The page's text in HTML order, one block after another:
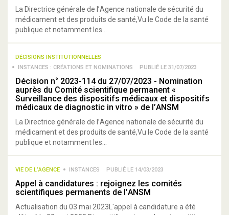
La Directrice générale de l’Agence nationale de sécurité du
médicament et des produits de santé,Vu le Code de la santé
publique et notamment les...
DÉCISIONS INSTITUTIONNELLES
INSTANCES : CRÉATIONS ET NOMINATIONS
PUBLIÉ LE 31/07/2023
Décision n° 2023-114 du 27/07/2023 - Nomination
auprès du Comité scientifique permanent «
Surveillance des dispositifs médicaux et dispositifs
médicaux de diagnostic in vitro » de l’ANSM
La Directrice générale de l’Agence nationale de sécurité du
médicament et des produits de santé,Vu le Code de la santé
publique et notamment les...
VIE DE L’AGENCE INSTANCES PUBLIÉ LE 14/03/2023
Appel à candidatures : rejoignez les comités
scientifiques permanents de l’ANSM
Actualisation du 03 mai 2023L'appel à candidature a été